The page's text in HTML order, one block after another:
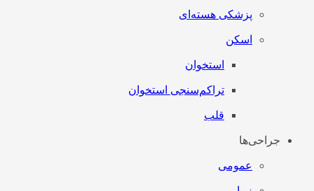
پزشکی هسته‌ای
اسکن
استخوان
تراکم‌سنجی استخوان
قلب
جراحی‌ها
عمومی